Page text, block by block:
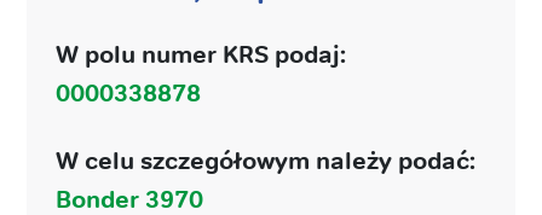
W polu numer KRS podaj:
0000338878
W celu szczegółowym należy podać:
Bonder 3970